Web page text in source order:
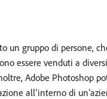
gruppo di persone,
essere venduti a
Adobe Photoshop
all’interno di